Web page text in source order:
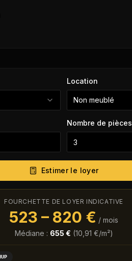
Location
Non meublé
Nombre de pièces
Estimer le loyer
FOURCHETTE DE LOYER INDICATIVE
523 – 820 € / mois
Médiane : 655 € (10,91 €/m²)